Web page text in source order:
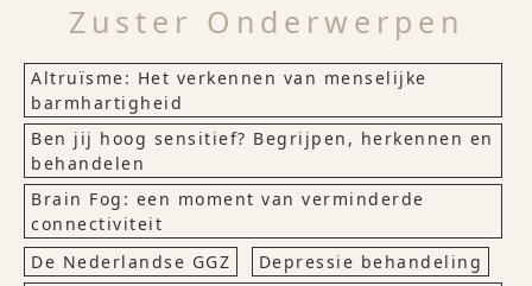
Zuster Onderwerpen
Altruïsme: Het verkennen van menselijke
barmhartigheid
Ben jij hoog sensitief? Begrijpen, herkennen en
behandelen
Brain Fog: een moment van verminderde
connectiviteit
De Nederlandse GGZ
Depressie behandeling